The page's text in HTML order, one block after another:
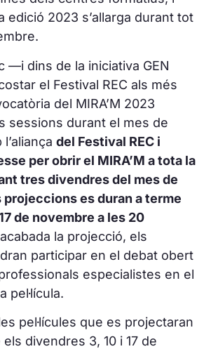
edició 2023 s’allarga durant tot
—i dins de la iniciativa GEN
el Festival REC als més
del MIRA’M 2023
sessions durant el mes de
del Festival REC i
per obrir el MIRA’M a tota la
tres divendres del mes de
projeccions es duran a terme
de novembre a les 20
la projecció, els
participar en el debat obert
especialistes en el
pel·lícula.
pel·lícules que es projectaran
els divendres 3, 10 i 17 de